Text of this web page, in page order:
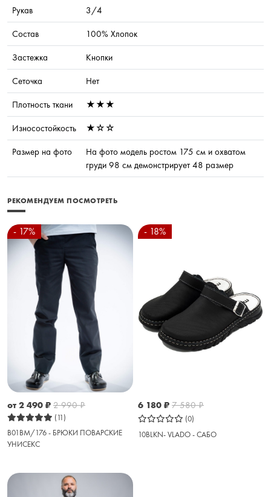
Рукав
3/4
Состав
100% Хлопок
Застежка
Кнопки
Сеточка
Нет
Плотность ткани
★★★
Износостойкость
★☆☆
Размер на фото
На фото модель ростом 175 см и охватом
груди 98 см демонстрирует 48 размер
РЕКОМЕНДУЕМ ПОСМОТРЕТЬ
- 17%
от 2 490 ₽ 2 990₽
(11)
B01BM/176 - БРЮКИ ПОВАРСКИЕ
УНИСЕКС
- 18%
6 180 ₽ 7 580₽
(0)
10BLKN- VLADO - САБО